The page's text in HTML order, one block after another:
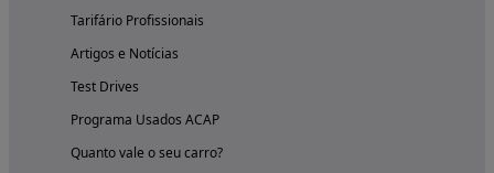
Tarifário Profissionais
Artigos e Notícias
Test Drives
Programa Usados ACAP
Quanto vale o seu carro?